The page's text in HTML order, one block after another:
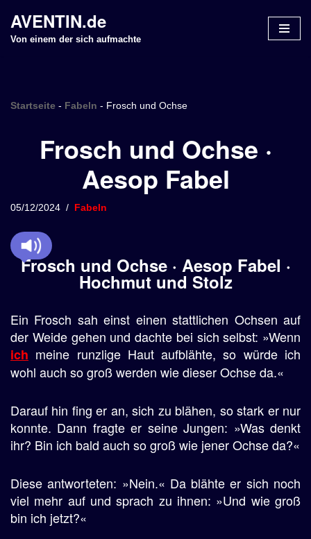
Z
n
p
i
n
AVENTIN.de
Von einem der sich aufmachte
Startseite - Fabeln - Frosch und Ochse
Frosch und Ochse ·
Aesop Fabel
05/12/2024 Fabeln
Frosch und Ochse · Aesop Fabel ·
Hochmut und Stolz
Ein Frosch sah einst einen stattlichen Ochsen auf
der Weide gehen und dachte bei sich selbst: »Wenn
ich meine runzlige Haut aufblähte, so würde ich
wohl auch so groß werden wie dieser Ochse da.«
Darauf hin fing er an, sich zu blähen, so stark er nur
konnte. Dann fragte er seine Jungen: »Was denkt
ihr? Bin ich bald auch so groß wie jener Ochse da?«
Diese antworteten: »Nein.« Da blähte er sich noch
viel mehr auf und sprach zu ihnen: »Und wie groß
bin ich jetzt?«